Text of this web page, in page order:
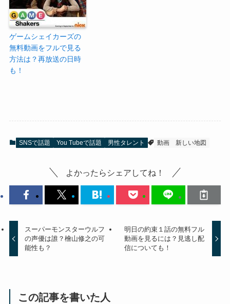
ゲームシェイカーズの
無料動画をフルで見る
方法は？再放送の日時
も！
SNSで話題 You Tubeで話題 男性タレント 動画 新しい地図
よかったらシェアしてね！
スーパーモンスターウルフ
の声優は誰？檜山修之の可
能性も？
明日の約束１話の無料フル
動画を見るには？見逃し配
信についても！
この記事を書いた人